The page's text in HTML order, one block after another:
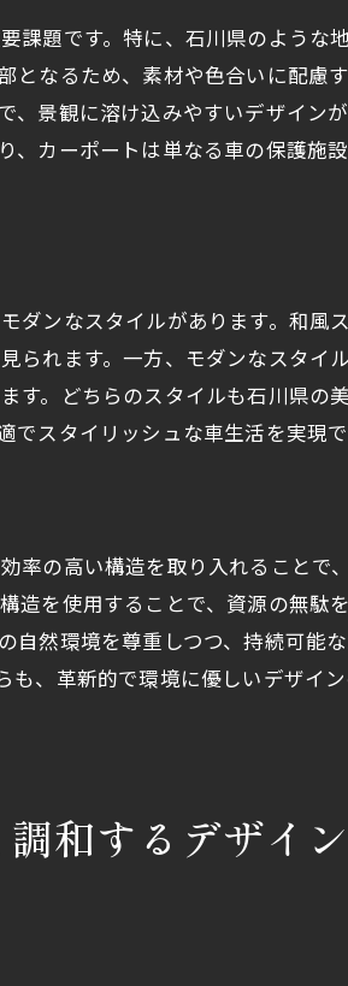
選びのポイント
いる人気のカーポート素材
ート素材の選び方
トを選ぶための材料選択
き上げるカーポート設置
のカーポートがもたらす変化
ポート設置の実例
トのデザイン和風とモダンの融合
合したカーポートデザイン
合デザインの特徴
成すカーポートの魅力
う融合デザイン
を楽しむ植栽プラン
課題です。特に、石川県のような
なるため、素材や色合いに配慮
景観に溶け込みやすいデザイン
カーポートは単なる車の保護施
ダンなスタイルがあります。和風
られます。一方、モダンなスタイ
す。どちらのスタイルも石川県の
でスタイリッシュな車生活を実現
の高い構造を取り入れることで
を使用することで、資源の無駄
然環境を尊重しつつ、持続可能
、革新的で環境に優しいデザイ
和するデザイ